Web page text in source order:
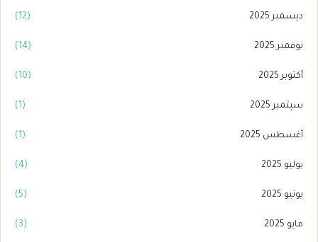
ديسمبر 2025 (12)
نوفمبر 2025 (14)
أكتوبر 2025 (10)
سبتمبر 2025 (1)
أغسطس 2025 (1)
يوليو 2025 (4)
يونيو 2025 (5)
مايو 2025 (3)